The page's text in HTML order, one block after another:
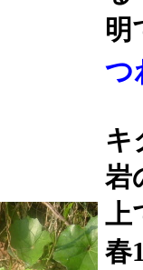
明
つ
キ
岩
上
春